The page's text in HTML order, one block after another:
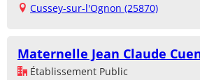
Cussey-sur-l'Ognon (25870)
Maternelle Jean Claude
Établissement Public